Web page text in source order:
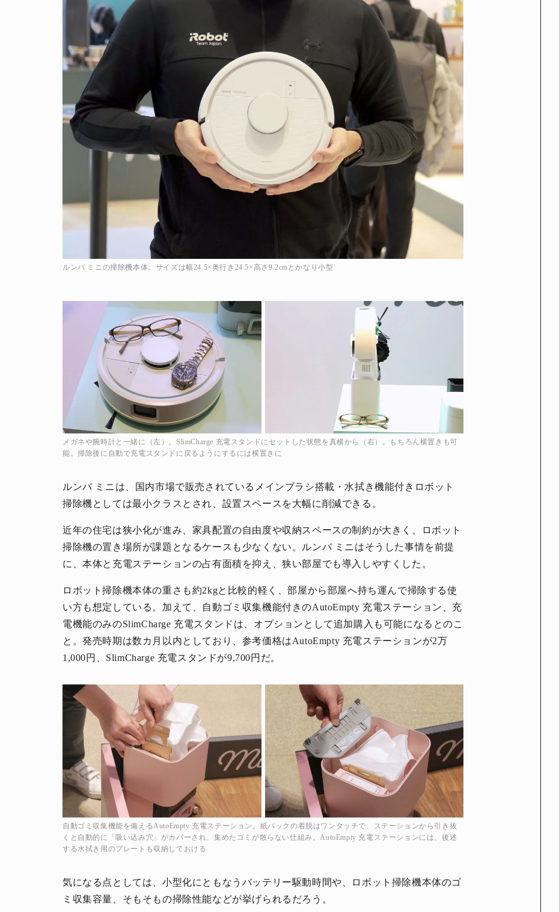
人生と暮らしを豊かに楽しむ上質な体験。
ルンバ ミニの掃除機本体。サイズは幅24.5×奥行き24.5×高さ9.2cmとかなり小型
メガネや腕時計と一緒に（左）。SlimCharge 充電スタンドにセットした状態を真横から（右）。もちろん横置きも可
能。掃除後に自動で充電スタンドに戻るようにするには横置きに
ルンバ ミニは、国内市場で販売されているメインブラシ搭載・水拭き機能付きロボット
掃除機としては最小クラスとされ、設置スペースを大幅に削減できる。
近年の住宅は狭小化が進み、家具配置の自由度や収納スペースの制約が大きく、ロボット
掃除機の置き場所が課題となるケースも少なくない。ルンバ ミニはそうした事情を前提
に、本体と充電ステーションの占有面積を抑え、狭い部屋でも導入しやすくした。
ロボット掃除機本体の重さも約2kgと比較的軽く、部屋から部屋へ持ち運んで掃除する使
い方も想定している。加えて、自動ゴミ収集機能付きのAutoEmpty 充電ステーション、充
電機能のみのSlimCharge 充電スタンドは、オプションとして追加購入も可能になるとのこ
と。発売時期は数カ月以内としており、参考価格はAutoEmpty 充電ステーションが2万
1,000円、SlimCharge 充電スタンドが9,700円だ。
自動ゴミ収集機能を備えるAutoEmpty 充電ステーション。紙パックの着脱はワンタッチで、ステーションから引き抜
くと自動的に「吸い込み穴」がカバーされ、集めたゴミが散らない仕組み。AutoEmpty 充電ステーションには、後述
する水拭き用のプレートも収納しておける
気になる点としては、小型化にともなうバッテリー駆動時間や、ロボット掃除機本体のゴ
ミ収集容量、そもそもの掃除性能などが挙げられるだろう。